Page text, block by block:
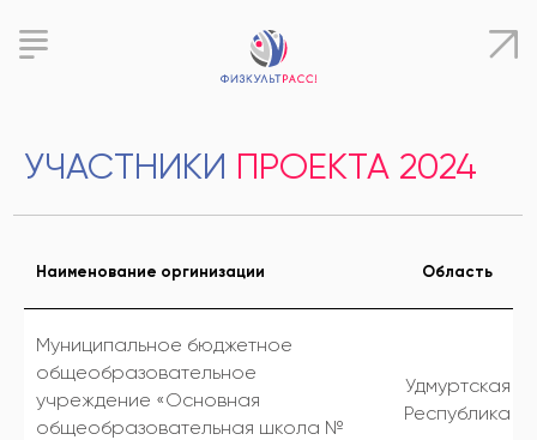
УЧАСТНИКИ ПРОЕКТА 2024
Наименование оргинизации Область
Муниципальное бюджетное
общеобразовательное
учреждение «Основная
общеобразовательная школа №
Удмуртская
Республика